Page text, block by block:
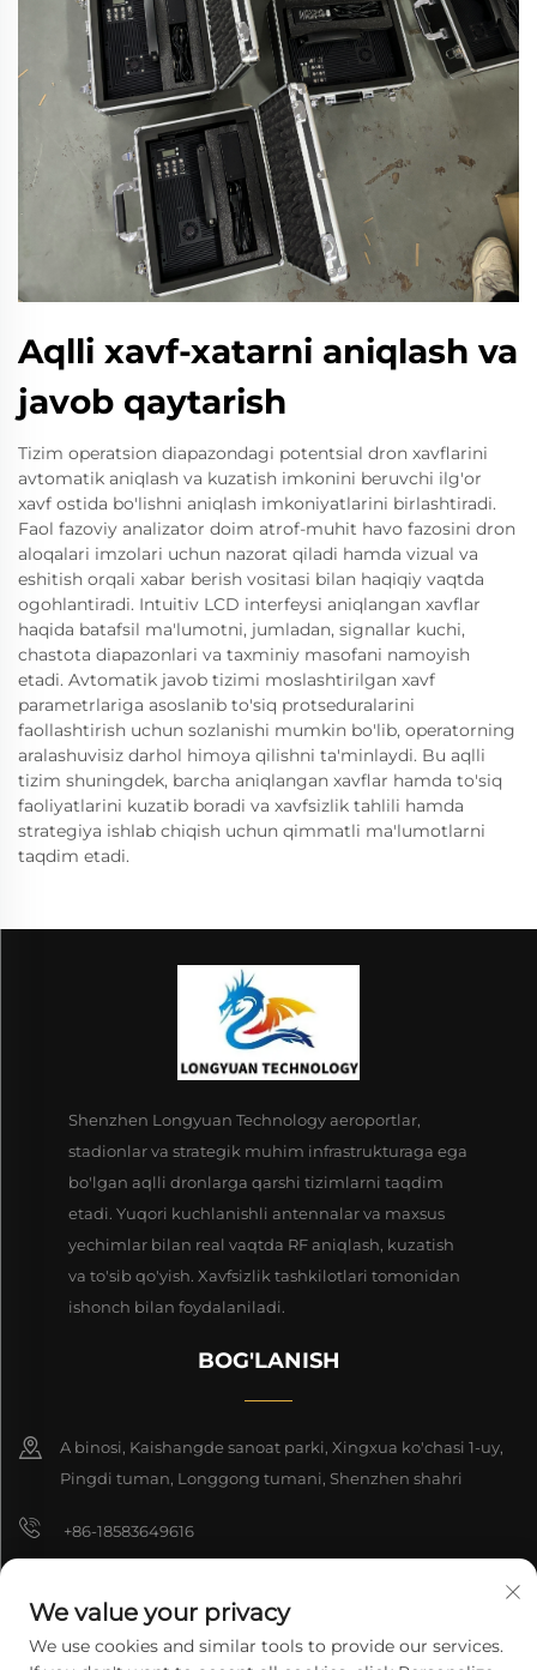
Aqlli xavf-xatarni aniqlash va
javob qaytarish
Tizim operatsion diapazondagi potentsial dron xavflarini
avtomatik aniqlash va kuzatish imkonini beruvchi ilg'or
xavf ostida bo'lishni aniqlash imkoniyatlarini birlashtiradi.
Faol fazoviy analizator doim atrof-muhit havo fazosini dron
aloqalari imzolari uchun nazorat qiladi hamda vizual va
eshitish orqali xabar berish vositasi bilan haqiqiy vaqtda
ogohlantiradi. Intuitiv LCD interfeysi aniqlangan xavflar
haqida batafsil ma'lumotni, jumladan, signallar kuchi,
chastota diapazonlari va taxminiy masofani namoyish
etadi. Avtomatik javob tizimi moslashtirilgan xavf
parametrlariga asoslanib to'siq protseduralarini
faollashtirish uchun sozlanishi mumkin bo'lib, operatorning
aralashuvisiz darhol himoya qilishni ta'minlaydi. Bu aqlli
tizim shuningdek, barcha aniqlangan xavflar hamda to'siq
faoliyatlarini kuzatib boradi va xavfsizlik tahlili hamda
strategiya ishlab chiqish uchun qimmatli ma'lumotlarni
taqdim etadi.
Shenzhen Longyuan Technology aeroportlar,
stadionlar va strategik muhim infrastrukturaga ega
bo'lgan aqlli dronlarga qarshi tizimlarni taqdim
etadi. Yuqori kuchlanishli antennalar va maxsus
yechimlar bilan real vaqtda RF aniqlash, kuzatish
va to'sib qo'yish. Xavfsizlik tashkilotlari tomonidan
ishonch bilan foydalaniladi.
BOG'LANISH
A binosi, Kaishangde sanoat parki, Xingxua ko'chasi 1-uy,
Pingdi tuman, Longgong tumani, Shenzhen shahri
+86-18583649616
8618165761396
We value your privacy
We use cookies and similar tools to provide our services.